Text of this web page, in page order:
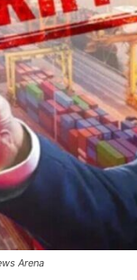
Arena